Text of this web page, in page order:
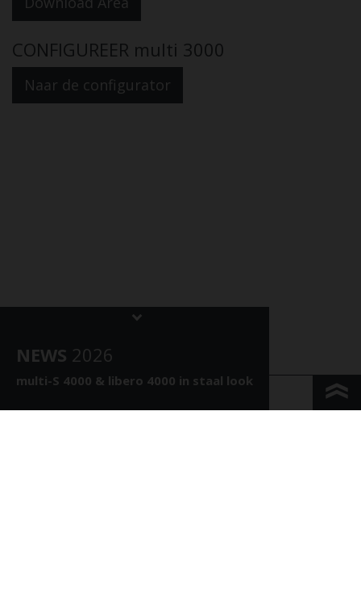
CONFIGUREER multi 3000
Naar de configurator
NEWS 2026
multi-S 4000 & libero 4000 in staal look